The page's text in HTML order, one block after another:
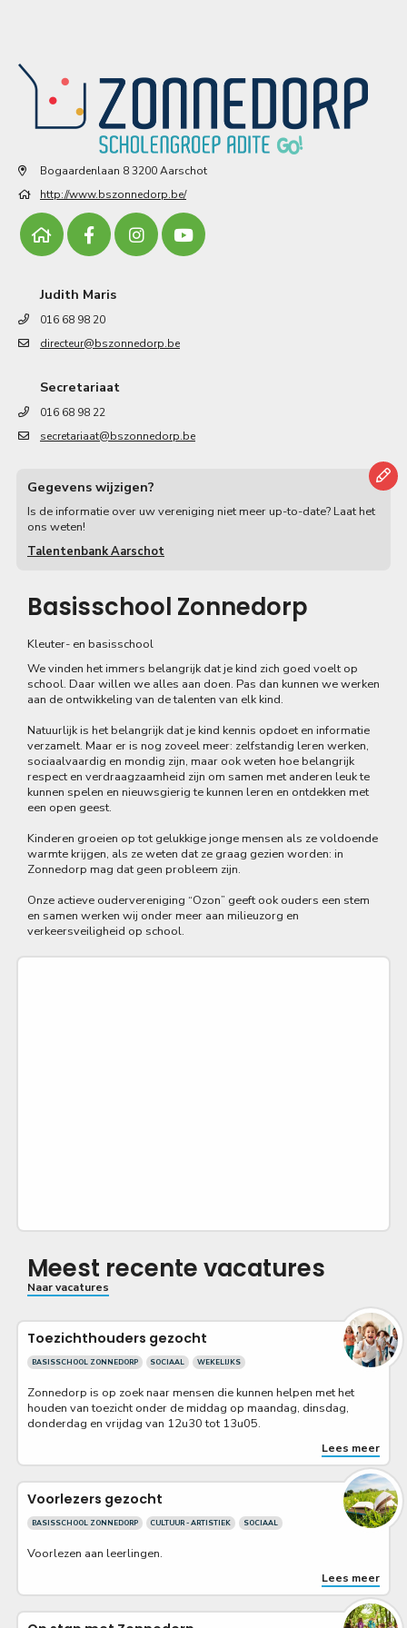
Bogaardenlaan 8 3200 Aarschot
http://www.bszonnedorp.be/
Judith Maris
016 68 98 20
directeur@bszonnedorp.be
Secretariaat
016 68 98 22
secretariaat@bszonnedorp.be
Gegevens wijzigen?
Is de informatie over uw vereniging niet meer up-to-date? Laat het
ons weten!
Talentenbank Aarschot
Basisschool Zonnedorp
Kleuter- en basisschool
We vinden het immers belangrijk dat je kind zich goed voelt op
school. Daar willen we alles aan doen. Pas dan kunnen we werken
aan de ontwikkeling van de talenten van elk kind.
Natuurlijk is het belangrijk dat je kind kennis opdoet en informatie
verzamelt. Maar er is nog zoveel meer: zelfstandig leren werken,
sociaalvaardig en mondig zijn, maar ook weten hoe belangrijk
respect en verdraagzaamheid zijn om samen met anderen leuk te
kunnen spelen en nieuwsgierig te kunnen leren en ontdekken met
een open geest.
Kinderen groeien op tot gelukkige jonge mensen als ze voldoende
warmte krijgen, als ze weten dat ze graag gezien worden: in
Zonnedorp mag dat geen probleem zijn.
Onze actieve oudervereniging “Ozon” geeft ook ouders een stem
en samen werken wij onder meer aan milieuzorg en
verkeersveiligheid op school.
Meest recente vacatures
Naar vacatures
Toezichthouders gezocht
BASISSCHOOL ZONNEDORP SOCIAAL WEKELIJKS
Zonnedorp is op zoek naar mensen die kunnen helpen met het
houden van toezicht onder de middag op maandag, dinsdag,
donderdag en vrijdag van 12u30 tot 13u05.
Lees meer
Voorlezers gezocht
BASISSCHOOL ZONNEDORP CULTUUR - ARTISTIEK SOCIAAL
Voorlezen aan leerlingen.
Lees meer